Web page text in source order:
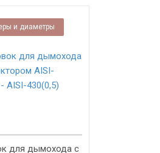
и диаметры
для дымохода с